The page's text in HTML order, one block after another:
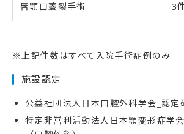
唇顎口蓋裂手術 3
※上記件数はすべて入院手術症例のみ
施設認定
公益社団法人日本口腔外科学会_認定
特定非営利活動法人日本顎変形症学